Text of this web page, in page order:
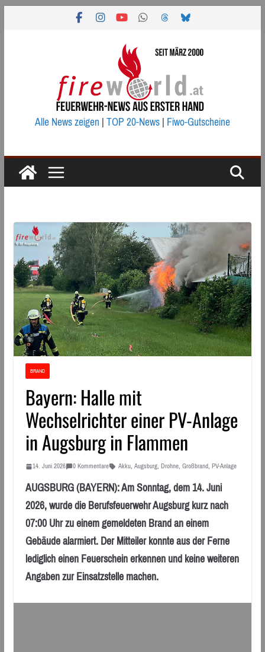
Alle News zeigen|TOP 20-News|Fiwo-Gutscheine
BRAND
Bayern: Halle mit
Wechselrichter einer PV-Anlage
in Augsburg in Flammen
14. Juni 2026 0 Kommentare Akku, Augsburg, Drohne, Großbrand, PV-Anlage
AUGSBURG (BAYERN): Am Sonntag, dem 14. Juni
2026, wurde die Berufsfeuerwehr Augsburg kurz nach
07:00 Uhr zu einem gemeldeten Brand an einem
Gebäude alarmiert. Der Mitteiler konnte aus der Ferne
lediglich einen Feuerschein erkennen und keine weiteren
Angaben zur Einsatzstelle machen.